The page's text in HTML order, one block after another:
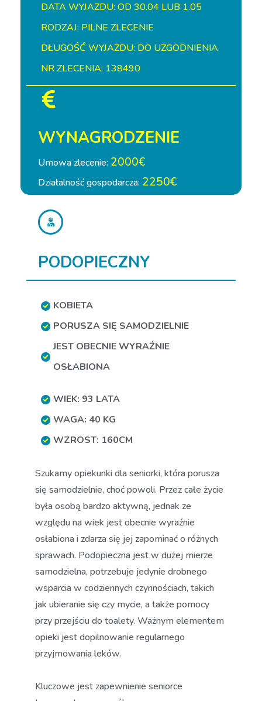
DATA WYJAZDU: OD 30.04 LUB 1.05
RODZAJ: PILNE ZLECENIE
DŁUGOŚĆ WYJAZDU: DO UZGODNIENIA
NR ZLECENIA: 138490
WYNAGRODZENIE
Umowa zlecenie: 2000€
Działalność gospodarcza: 2250€
PODOPIECZNY
KOBIETA
PORUSZA SIĘ SAMODZIELNIE
JEST OBECNIE WYRAŹNIE
OSŁABIONA
WIEK: 93 LATA
WAGA: 40 KG
WZROST: 160CM
Szukamy opiekunki dla seniorki, która porusza
się samodzielnie, choć powoli. Przez całe życie
była osobą bardzo aktywną, jednak ze
względu na wiek jest obecnie wyraźnie
osłabiona i zdarza się jej zapominać o różnych
sprawach. Podopieczna jest w dużej mierze
samodzielna, potrzebuje jedynie drobnego
wsparcia w codziennych czynnościach, takich
jak ubieranie się czy mycie, a także pomocy
przy przejściu do toalety. Ważnym elementem
opieki jest dopilnowanie regularnego
przyjmowania leków.
Kluczowe jest zapewnienie seniorce